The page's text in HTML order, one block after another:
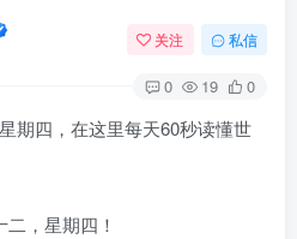
关注 私信
0 19 0
，星期四！